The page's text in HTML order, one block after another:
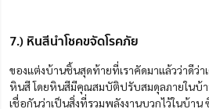
7.) หินสีนำโชคขจัดโรคภัย
ของแต่งบ้านชิ้นสุดท้ายที่เราคัดมาแล้วว่าดีว่
หินสี โดยหินสีมีคุณสมบัติปรับสมดุลภายในบ้า
เชื่อกันว่าเป็นสิ่งที่รวมพลังงานบวกไว้ในบ้า